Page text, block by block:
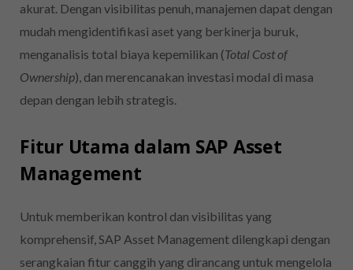
akurat. Dengan visibilitas penuh, manajemen dapat dengan
mudah mengidentifikasi aset yang berkinerja buruk,
menganalisis total biaya kepemilikan (Total Cost of
Ownership), dan merencanakan investasi modal di masa
depan dengan lebih strategis.
Fitur Utama dalam SAP Asset
Management
Untuk memberikan kontrol dan visibilitas yang
komprehensif, SAP Asset Management dilengkapi dengan
serangkaian fitur canggih yang dirancang untuk mengelola